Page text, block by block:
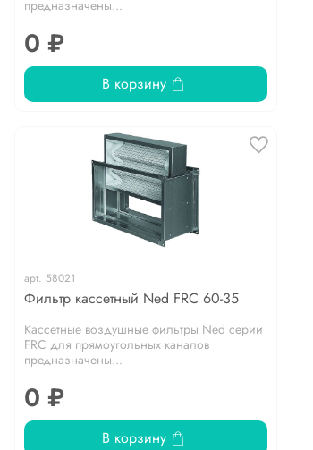
предназначены...
0 ₽
В корзину
арт.58021
Фильтр кассетный Ned FRC 60-35
Кассетные воздушные фильтры Ned серии
FRC для прямоугольных каналов
предназначены...
0 ₽
В корзину